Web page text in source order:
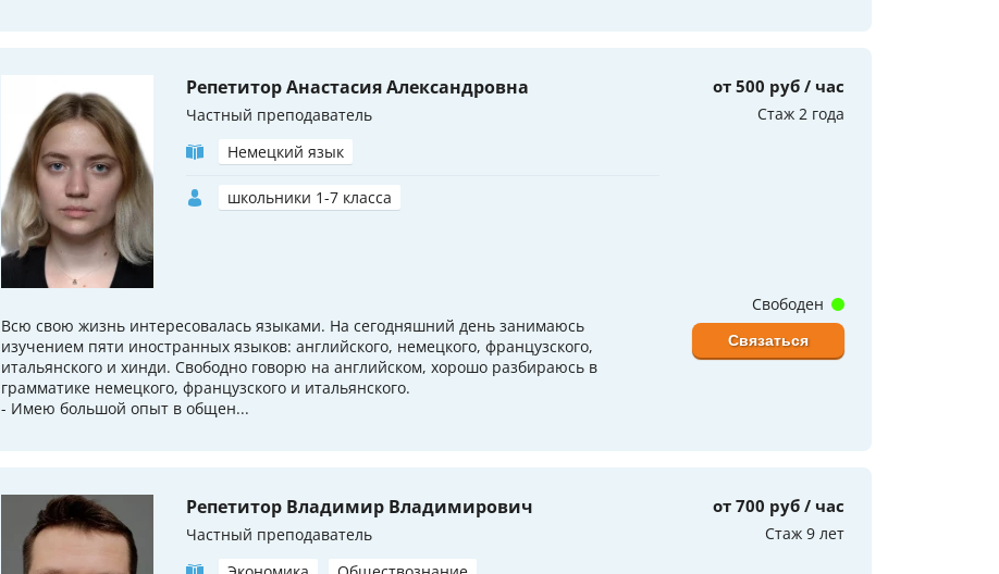
Репетитор Анастасия Александровна
Частный преподаватель
Немецкий язык
школьники 1-7 класса
от 500 руб / час
Стаж 2 года
Всю свою жизнь интересовалась языками. На сегодняшний день занимаюсь
изучением пяти иностранных языков: английского, немецкого, французского,
итальянского и хинди. Свободно говорю на английском, хорошо разбираюсь в
грамматике немецкого, французского и итальянского.
- Имею большой опыт в общен...
Свободен
Связаться
Репетитор Владимир Владимирович
Частный преподаватель
от 700 руб / час
Стаж 9 лет